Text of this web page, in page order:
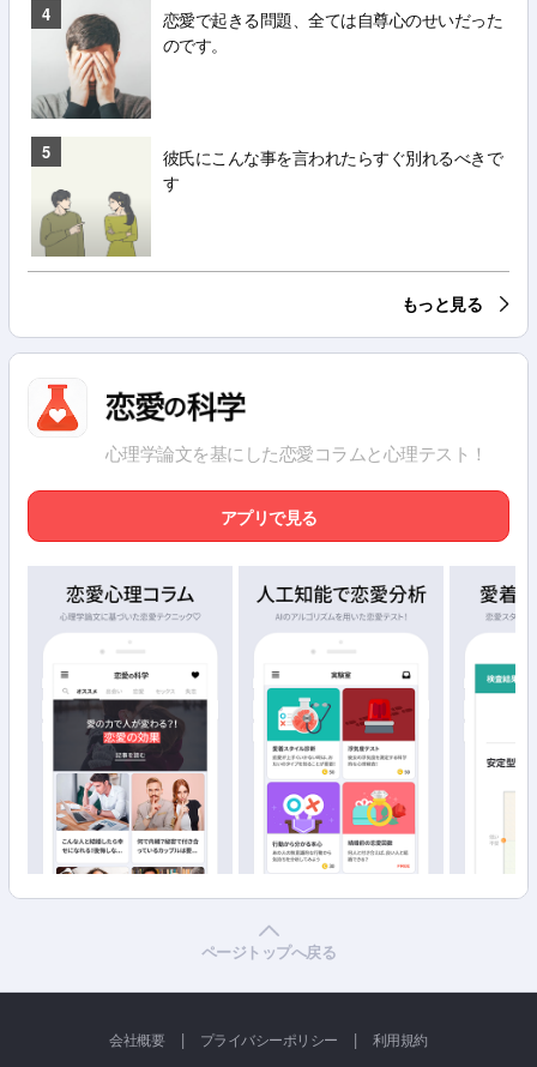
4
恋愛で起きる問題、全ては自尊心のせいだった
のです。
5
彼氏にこんな事を言われたらすぐ別れるべきで
す
もっと見る
心理学論文を基にした恋愛コラムと心理テスト！
アプリで見る
ページトップへ戻る
会社概要 | プライバシーポリシー |
利用規約